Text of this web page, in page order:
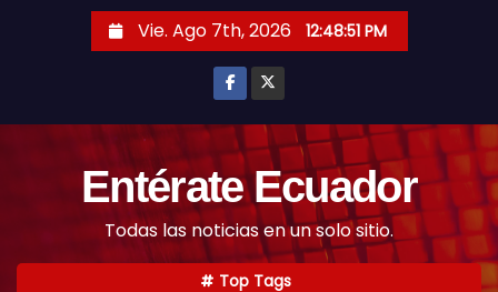
Vie. Ago 7th, 2026 12:48:52 PM
Entérate Ecuador
Todas las noticias en un solo sitio.
Top Tags